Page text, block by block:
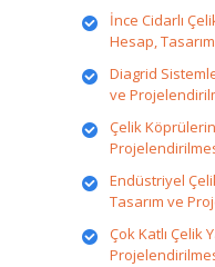
İnce Cidarlı
Hesap,
Diagrid
ve
Çelik
Endüstriyel
Tasarım ve
Çok Katlı Çelik